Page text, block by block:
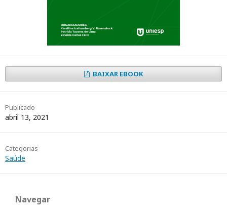
BAIXAR EBOOK
Publicado
abril 13, 2021
Categorias
Saúde
Navegar